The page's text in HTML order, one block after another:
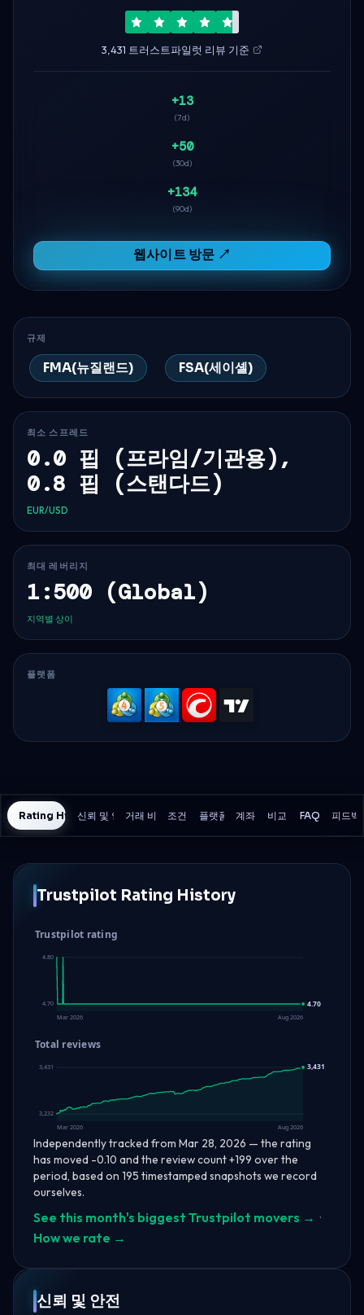
3,431 트러스트파일럿 리뷰 기준
+13
(7d)
+50
(30d)
+134
(90d)
웹사이트 방문 ↗
규제
FMA(뉴질랜드) FSA(세이셸)
최소 스프레드
0.0 핍 (프라임/기관용),
0.8 핍 (스탠다드)
EUR/USD
최대 레버리지
1:500 (Global)
지역별 상이
플랫폼
MetaTrader
4
MetaTrader
5
cTrader
Rating History신뢰 및 안전거래 비용 조건 플랫폼 계좌 비교 FAQ 피드백
Trustpilot Rating History
Trustpilot rating
4.80
4.70 4.70
Mar 2026 Aug 2026
Total reviews
3,431
3,232
3,431
Mar 2026 Aug 2026
Independently tracked from Mar 28, 2026 — the rating
has moved -0.10 and the review count +199 over the
period, based on 195 timestamped snapshots we record
ourselves.
See this month's biggest Trustpilot movers → ·
How we rate →
신뢰 및 안전